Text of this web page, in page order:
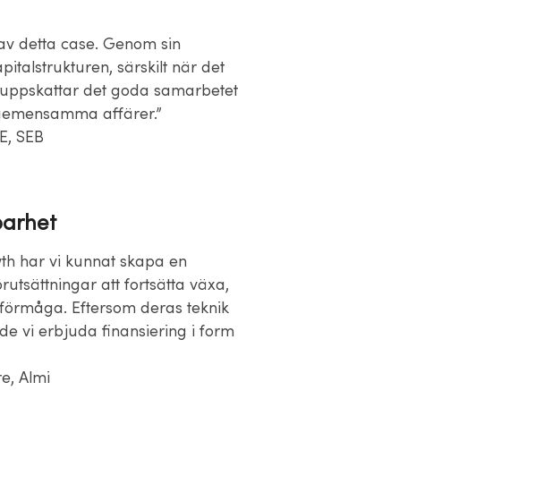
detta case. Genom sin
särskilt när det
det goda samarbetet
affärer.”
SEB
har vi kunnat skapa en
att fortsätta växa,
Eftersom deras teknik
vi erbjuda finansiering i form
Almi